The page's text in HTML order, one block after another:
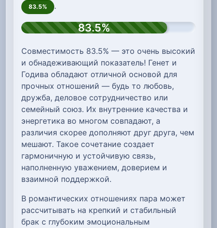
83.5% .
83.5%
Совместимость 83.5% — это очень высокий
и обнадеживающий показатель! Генет и
Годива обладают отличной основой для
прочных отношений — будь то любовь,
дружба, деловое сотрудничество или
семейный союз. Их внутренние качества и
энергетика во многом совпадают, а
различия скорее дополняют друг друга, чем
мешают. Такое сочетание создает
гармоничную и устойчивую связь,
наполненную уважением, доверием и
взаимной поддержкой.
В романтических отношениях пара может
рассчитывать на крепкий и стабильный
брак с глубоким эмоциональным